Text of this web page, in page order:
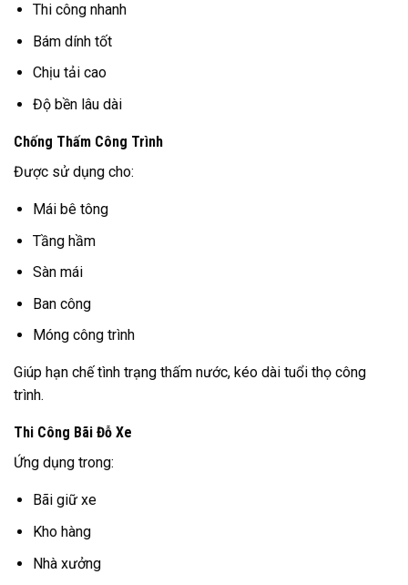
Thi công nhanh
Bám dính tốt
Chịu tải cao
Độ bền lâu dài
Chống Thấm Công Trình
Được sử dụng cho:
Mái bê tông
Tầng hầm
Sàn mái
Ban công
Móng công trình
Giúp hạn chế tình trạng thấm nước, kéo dài tuổi thọ công
trình.
Thi Công Bãi Đỗ Xe
Ứng dụng trong:
Bãi giữ xe
Kho hàng
Nhà xưởng